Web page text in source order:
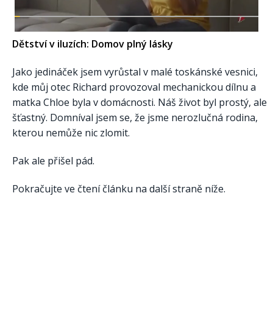
Dětství v iluzích: Domov plný lásky
Jako jedináček jsem vyrůstal v malé toskánské vesnici,
kde můj otec Richard provozoval mechanickou dílnu a
matka Chloe byla v domácnosti. Náš život byl prostý, ale
šťastný. Domníval jsem se, že jsme nerozlučná rodina,
kterou nemůže nic zlomit.
Pak ale přišel pád.
Pokračujte ve čtení článku na další straně níže.